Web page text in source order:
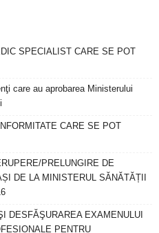
SPECIALIST CARE SE POT
care au aprobarea Ministerului
CARE SE POT
PRELUNGIRE DE
DE LA MINISTERUL SĂNĂTĂȚII
DESFĂŞURAREA EXAMENULUI
PENTRU